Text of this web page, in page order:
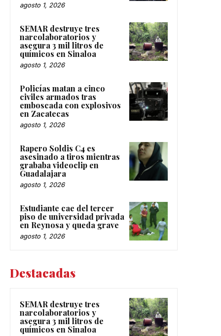
agosto 1, 2026
SEMAR destruye tres
narcolaboratorios y
asegura 3 mil litros de
químicos en Sinaloa
agosto 1, 2026
Policías matan a cinco
civiles armados tras
emboscada con explosivos
en Zacatecas
agosto 1, 2026
Rapero Soldis C4 es
asesinado a tiros mientras
grababa videoclip en
Guadalajara
agosto 1, 2026
Estudiante cae del tercer
piso de universidad privada
en Reynosa y queda grave
agosto 1, 2026
Destacadas
SEMAR destruye tres
narcolaboratorios y
asegura 3 mil litros de
químicos en Sinaloa